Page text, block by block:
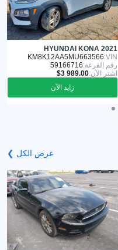
HYUNDAI KONA 2021
VIN:
KM8K12AA5MU663566
رقم القرعة:59166716
اشترِ الآن:
زايد الآن
عرض الكل ❯